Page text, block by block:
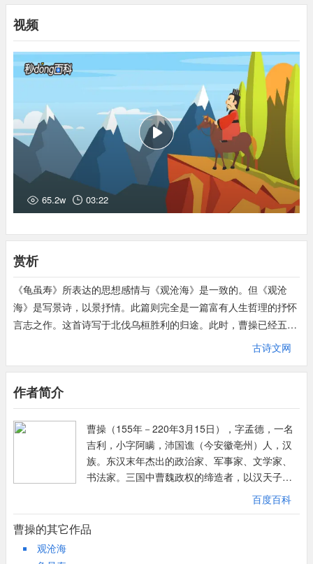
养怡之福，可得永年。
调养好身心，就定可以益寿延年。
幸甚至哉，歌以咏志。
真是幸运极了， 用歌唱来表达自己的思想感情吧。
年：晚年。
(7)已：停止。
(8)盈缩：原指岁星的长短变化，这里指人的寿命长短。盈，增长。
缩，亏，引申为短。
(9)但：仅，只。
(10)养怡：指调养身心，保持身心健康。怡，愉快、和乐。
(11)永：长久。永年：长寿，活得长。
(12)幸甚至哉：庆幸得很，好极了。幸，庆幸。至，极点。最后两
句每章都有，应为合乐时的套语，与正文内容没有直接关系。
视频
65.2w 03:22
赏析
《龟虽寿》所表达的思想感情与《观沧海》是一致的。但《观沧
海》是写景诗，以景抒情。此篇则完全是一篇富有人生哲理的抒怀
言志之作。这首诗写于北伐乌桓胜利的归途。此时，曹操已经五十
三岁，在古代，这已是将近暮年的年龄。虽然刚刚取得了北伐乌桓
想到自己已届暮年，人生短促，时不我待，怎能不为生命的有限而
感慨！但是，诗人并不悲观，他仍以不断进取的精神激励自己，建
树功业。《龟虽寿》所表达的正是这样一个积极的主题。诗以“神
龟虽寿，犹有竟时。腾蛇乘雾，终为土灰。”开头，作者用这两个
形象的比喻说明世间万物都不是永恒存在的，新陈代谢是大自然的
根本规律。这就等于告诉人们说，人虽寿夭有别，但最终都是要死
的，表现了作者朴素的唯物辩证思想和无神论的观念，这在当时是
难能可贵的。既然人总是要死的，那么是不是可以对人生采取消极
悲观的态度呢？诗人认为这是不可以的。承认生命有限正是为了充
分利用这有限的生命，建功树业，有所作为。接着诗人诗人紧承上
意写道“老骥伏枥，志在千里，烈士暮年，壮心不已。” 笔力遒劲，
古诗文网
作者简介
曹操（155年－220年3月15日），字孟德，一名
吉利，小字阿瞒，沛国谯（今安徽亳州）人，汉
族。东汉末年杰出的政治家、军事家、文学家、
书法家。三国中曹魏政权的缔造者，以汉天子的
名义征讨四方，对内消灭二袁、吕布、刘表、韩
遂等割据势力，对外降服南匈奴、乌桓、鲜卑
等，统一了中国北方，并实行一系列政策恢复经
百度百科
曹操的其它作品
观沧海